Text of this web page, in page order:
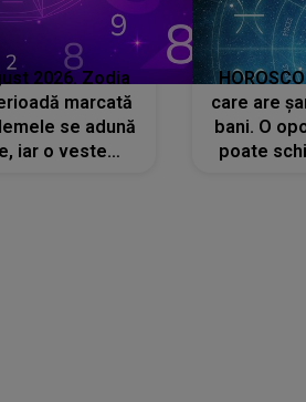
2026. Zodia
marcată
se adună
iar o veste
care are
bani. O
poate